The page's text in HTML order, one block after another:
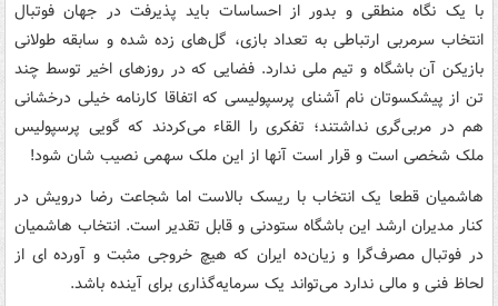
با یک نگاه منطقی و بدور از احساسات باید پذیرفت در جهان فوتبال
انتخاب سرمربی ارتباطی به تعداد بازی، گل‌های زده شده و سابقه‌ طولانی
بازیکن آن باشگاه و تیم ملی ندارد. فضایی که در روزهای اخیر توسط چند
تن از پیشکسوتان نام آشنای پرسپولیسی که اتفاقا کارنامه‌ خیلی درخشانی
هم در مربی‌گری نداشتند؛ تفکری را القاء می‌کردند که گویی پرسپولیس
ملک شخصی است و قرار است آنها از این ملک سهمی نصیب شان شود!
هاشمیان قطعا یک انتخاب با ریسک بالاست اما شجاعت رضا درویش در
کنار مدیران ارشد این باشگاه ستودنی و قابل تقدیر است. انتخاب هاشمیان
در فوتبال مصرف‌گرا و زیان‌ده ایران که هیچ خروجی مثبت و آورده ای از
لحاظ فنی و مالی ندارد می‌تواند یک سرمایه‌گذاری برای آینده باشد.